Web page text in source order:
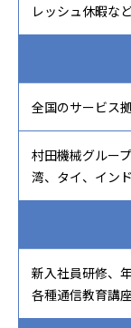
レッシュ休暇な
全国のサービス
村田機械グルー
湾、タイ、イン
新入社員研修、
各種通信教育講